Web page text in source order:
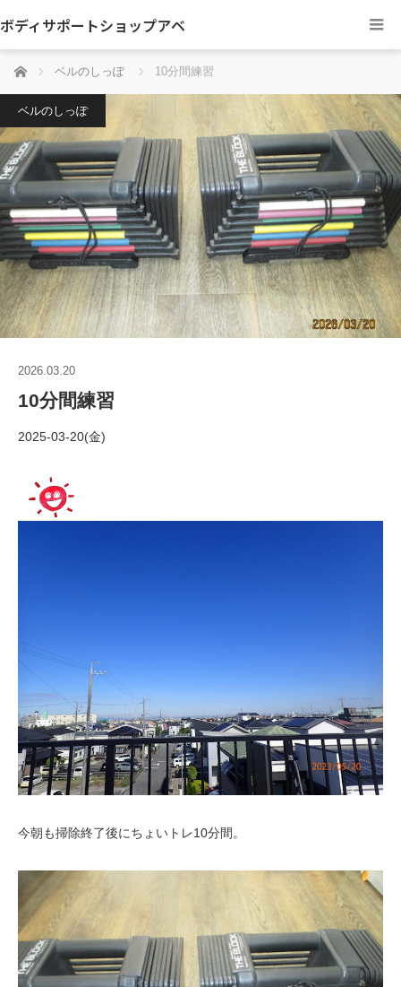
ボディサポートショップアベ
ホーム ベルのしっぽ 10分間練習
ベルのしっぽ
2026.03.20
10分間練習
2025-03-20(金)
今朝も掃除終了後にちょいトレ10分間。